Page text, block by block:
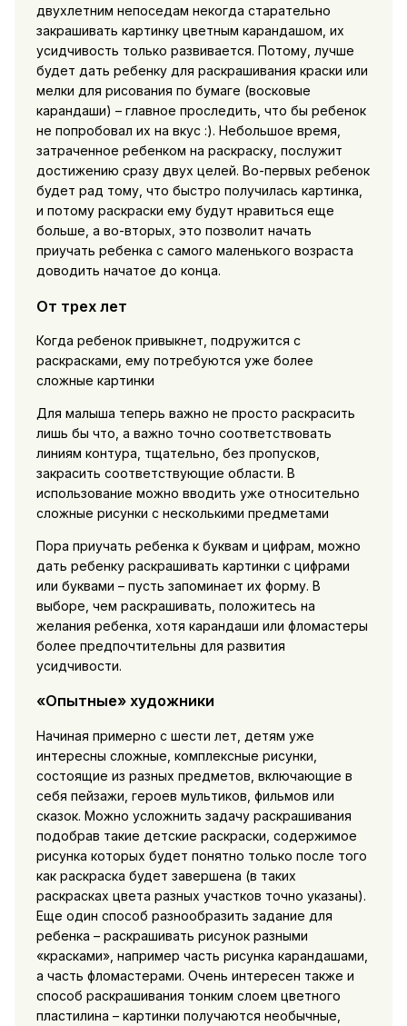
двухлетним непоседам некогда старательно
закрашивать картинку цветным карандашом, их
усидчивость только развивается. Потому, лучше
будет дать ребенку для раскрашивания краски или
мелки для рисования по бумаге (восковые
карандаши) – главное проследить, что бы ребенок
не попробовал их на вкус :). Небольшое время,
затраченное ребенком на раскраску, послужит
достижению сразу двух целей. Во-первых ребенок
будет рад тому, что быстро получилась картинка,
и потому раскраски ему будут нравиться еще
больше, а во-вторых, это позволит начать
приучать ребенка с самого маленького возраста
доводить начатое до конца.
От трех лет
Когда ребенок привыкнет, подружится с
раскрасками, ему потребуются уже более
сложные картинки
Для малыша теперь важно не просто раскрасить
лишь бы что, а важно точно соответствовать
линиям контура, тщательно, без пропусков,
закрасить соответствующие области. В
использование можно вводить уже относительно
сложные рисунки с несколькими предметами
Пора приучать ребенка к буквам и цифрам, можно
дать ребенку раскрашивать картинки с цифрами
или буквами – пусть запоминает их форму. В
выборе, чем раскрашивать, положитесь на
желания ребенка, хотя карандаши или фломастеры
более предпочтительны для развития
усидчивости.
«Опытные» художники
Начиная примерно с шести лет, детям уже
интересны сложные, комплексные рисунки,
состоящие из разных предметов, включающие в
себя пейзажи, героев мультиков, фильмов или
сказок. Можно усложнить задачу раскрашивания
подобрав такие детские раскраски, содержимое
рисунка которых будет понятно только после того
как раскраска будет завершена (в таких
раскрасках цвета разных участков точно указаны).
Еще один способ разнообразить задание для
ребенка – раскрашивать рисунок разными
«красками», например часть рисунка карандашами,
а часть фломастерами. Очень интересен также и
способ раскрашивания тонким слоем цветного
пластилина – картинки получаются необычные,